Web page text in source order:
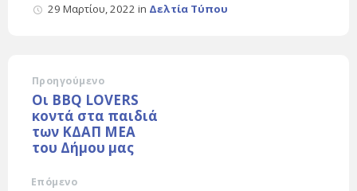
29 Μαρτίου, 2022 in Δελτία Τύπου
Προηγούμενο
Οι BBQ LOVERS
κοντά στα παιδιά
των ΚΔΑΠ ΜΕΑ
του Δήμου μας
Επόμενο